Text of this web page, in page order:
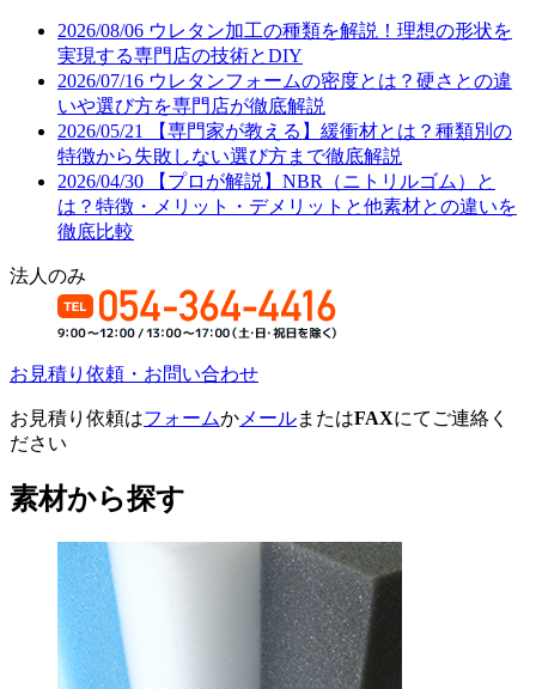
2026/08/06 ウレタン加工の種類を解説！理想の形状を
実現する専門店の技術とDIY
2026/07/16 ウレタンフォームの密度とは？硬さとの違
いや選び方を専門店が徹底解説
2026/05/21
【専門家が教える】緩衝材とは？種類別の
特徴から失敗しない選び方まで徹底解説
2026/04/30
【プロが解説】NBR（ニトリルゴム）と
は？特徴・メリット・デメリットと他素材との違いを
徹底比較
法人のみ
お見積り依頼・お問い合わせ
お見積り依頼はフォームか メールまたはFAXにてご連絡く
ださい
素材から探す